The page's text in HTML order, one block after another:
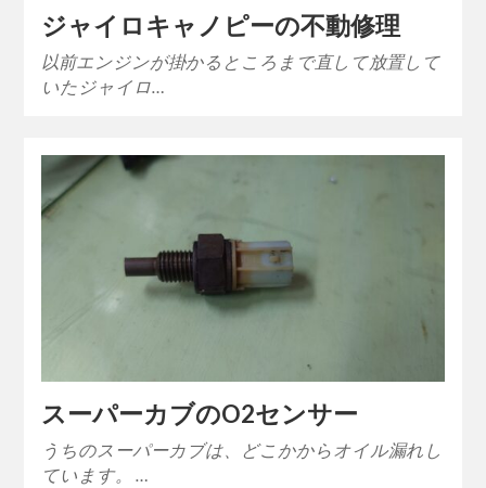
ジャイロキャノピーの不動修理
以前エンジンが掛かるところまで直して放置して
いたジャイロ…
スーパーカブのO2センサー
うちのスーパーカブは、どこかからオイル漏れし
ています。 …